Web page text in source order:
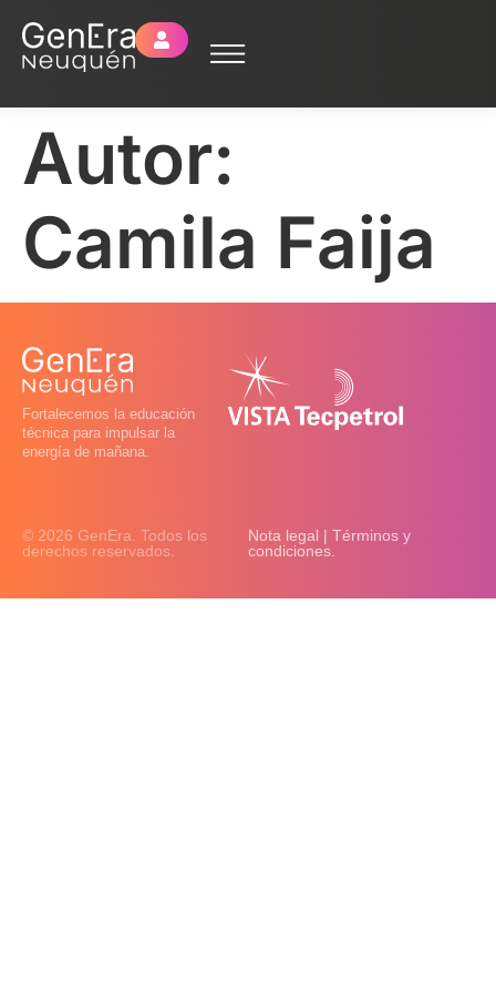
Autor:
Camila Faija
Fortalecemos la educación
técnica para impulsar la
energía de mañana.
© 2026 GenEra. Todos los
derechos reservados.
Nota legal | Términos y
condiciones.